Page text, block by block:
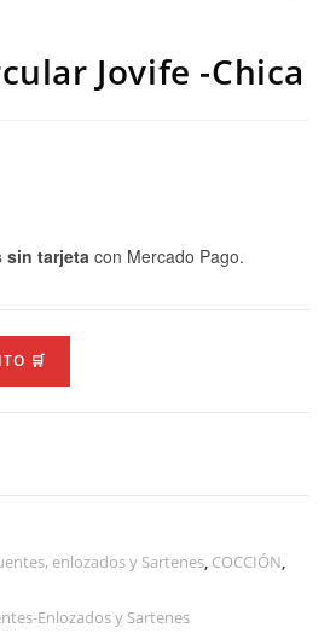
Jovife -Chica
sin tarjeta con Mercado Pago.
🛒
enlozados y Sartenes, COCCIÓN,
Enlozados y Sartenes